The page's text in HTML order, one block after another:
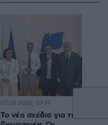
Το νέο σχέδιο για τη
07.08.2026, 07:19